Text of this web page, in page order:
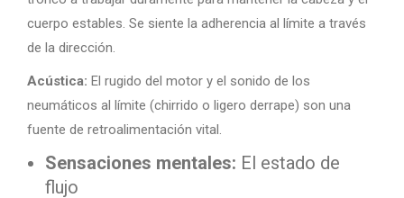
cuerpo estables. Se siente la adherencia al límite a través
de la dirección.
Acústica: El rugido del motor y el sonido de los
neumáticos al límite (chirrido o ligero derrape) son una
fuente de retroalimentación vital.
Sensaciones mentales: El estado de
flujo